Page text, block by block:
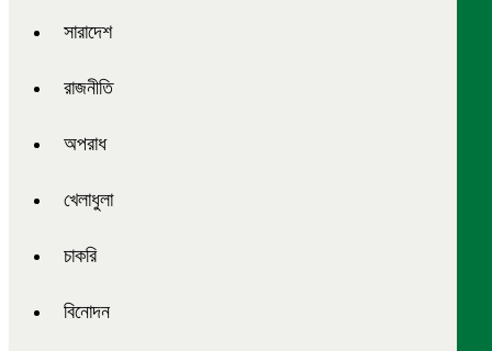
সারাদেশ
রাজনীতি
অপরাধ
খেলাধুলা
চাকরি
বিনোদন